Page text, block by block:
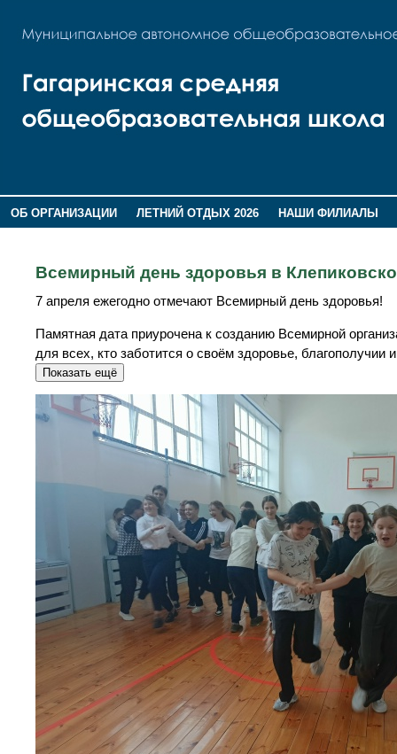
ОБ ОРГАНИЗАЦИИ ЛЕТНИЙ ОТДЫХ 2026
НАШИ ФИЛИАЛЫ
Всемирный день здоровья в
7 апреля ежегодно отмечают Всемирный день здоровья!
Памятная дата приурочена к созданию Всемирной
для всех, кто заботится о своём здоровье, благополучии
Показать ещё